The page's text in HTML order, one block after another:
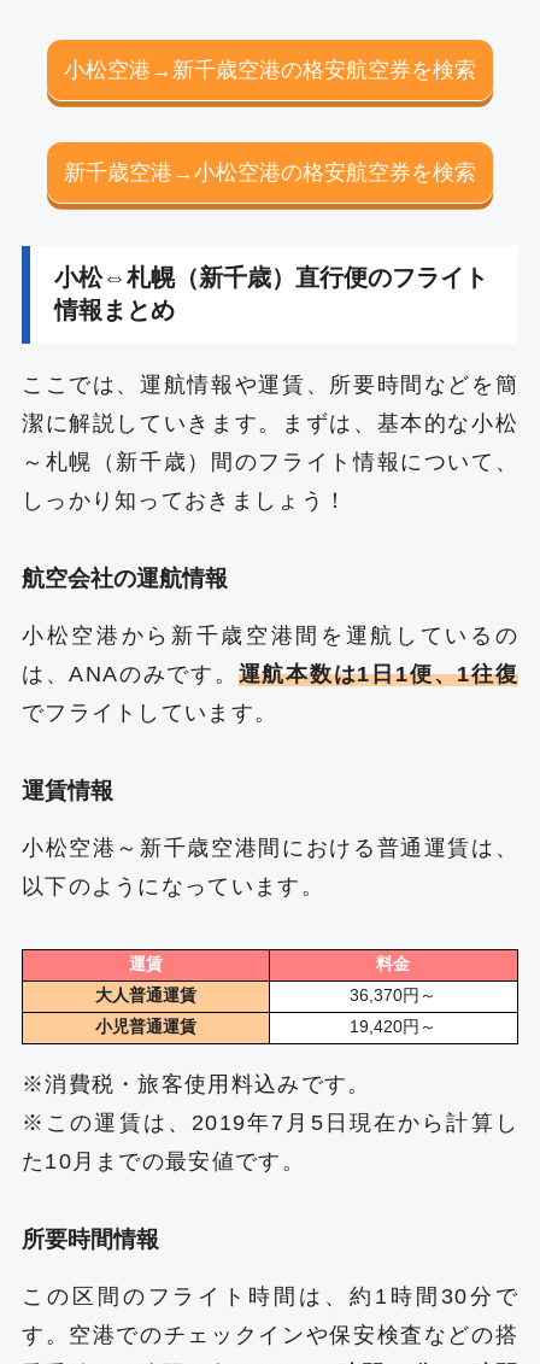
小松空港→新千歳空港の格安航空券を検索
新千歳空港→小松空港の格安航空券を検索
小松⇔札幌（新千歳）直行便のフライト
情報まとめ
ここでは、運航情報や運賃、所要時間などを簡
潔に解説していきます。まずは、基本的な小松
～札幌（新千歳）間のフライト情報について、
しっかり知っておきましょう！
航空会社の運航情報
小松空港から新千歳空港間を運航しているの
は、ANAのみです。 運航本数は1日1便、1往復
でフライトしています。
運賃情報
小松空港～新千歳空港間における普通運賃は、
以下のようになっています。
運賃
料金
大人普通運賃
36,370円～
小児普通運賃
19,420円～
※消費税・旅客使用料込みです。
※この運賃は、2019年7月5日現在から計算し
た10月までの最安値です。
所要時間情報
この区間のフライト時間は、約1時間30分で
す。空港でのチェックインや保安検査などの搭